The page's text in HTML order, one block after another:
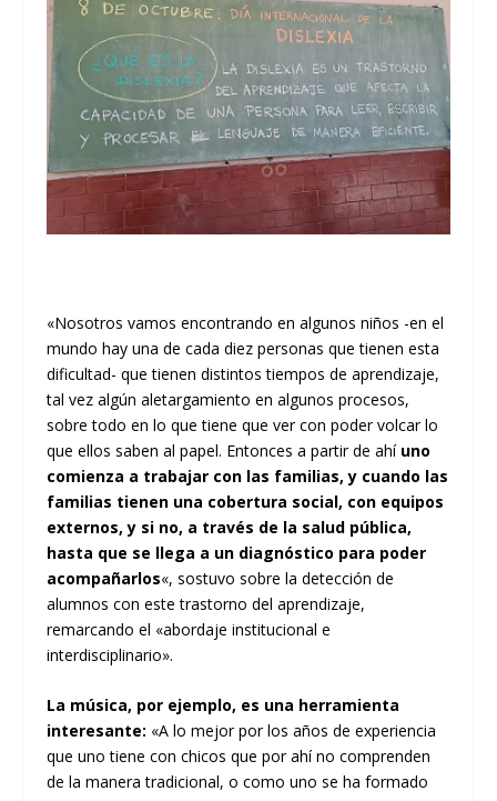
«Nosotros vamos encontrando en algunos niños -en el
mundo hay una de cada diez personas que tienen esta
dificultad- que tienen distintos tiempos de aprendizaje,
tal vez algún aletargamiento en algunos procesos,
sobre todo en lo que tiene que ver con poder volcar lo
que ellos saben al papel. Entonces a partir de ahí uno
comienza a trabajar con las familias, y cuando las
familias tienen una cobertura social, con equipos
externos, y si no, a través de la salud pública,
hasta que se llega a un diagnóstico para poder
acompañarlos«, sostuvo sobre la detección de
alumnos con este trastorno del aprendizaje,
remarcando el «abordaje institucional e
interdisciplinario».
La música, por ejemplo, es una herramienta
interesante: «A lo mejor por los años de experiencia
que uno tiene con chicos que por ahí no comprenden
de la manera tradicional, o como uno se ha formado